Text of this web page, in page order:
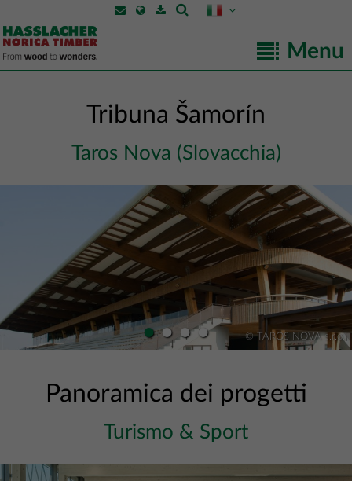
Menu
Tribuna Šamorín
Taros Nova (Slovacchia)
•••• © TAROS NOVA s.r.o.
Panoramica dei progetti
Turismo & Sport